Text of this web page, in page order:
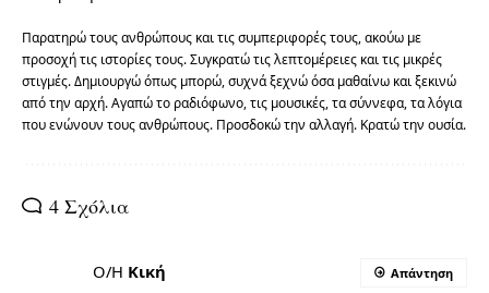
Παρατηρώ τους ανθρώπους και τις συμπεριφορές τους, ακούω με
προσοχή τις ιστορίες τους. Συγκρατώ τις λεπτομέρειες και τις μικρές
στιγμές. Δημιουργώ όπως μπορώ, συχνά ξεχνώ όσα μαθαίνω και ξεκινώ
από την αρχή. Αγαπώ το ραδιόφωνο, τις μουσικές, τα σύννεφα, τα λόγια
που ενώνουν τους ανθρώπους. Προσδοκώ την αλλαγή. Κρατώ την ουσία.
4 Σχόλια
Ο/Η Κική Απάντηση